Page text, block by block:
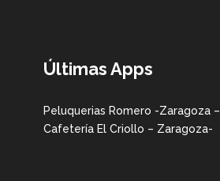
Últimas Apps
Peluquerias Romero -Zaragoza –
Cafetería El Criollo – Zaragoza-